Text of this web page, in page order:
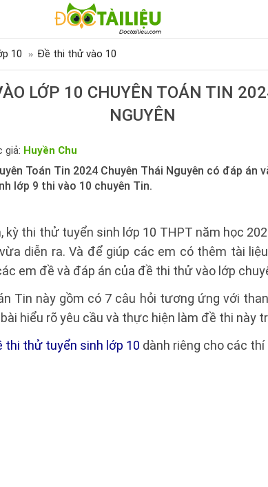
10 Đề thi thử vào 10
LỚP 10 CHUYÊN TOÁN TIN
NGUYÊN
giả: Huyền Chu
Toán Tin 2024 Chuyên Thái Nguyên có đáp án
lớp 9 thi vào 10 chuyên Tin.
kỳ thi thử tuyển sinh lớp 10 THPT năm học
diễn ra. Và để giúp các em có thêm tài
em đề và đáp án của đề thi thử vào lớp
Tin này gồm có 7 câu hỏi tương ứng với
hiểu rõ yêu cầu và thực hiện làm đề thi này
thi thử tuyển sinh lớp 10 dành riêng cho các thí